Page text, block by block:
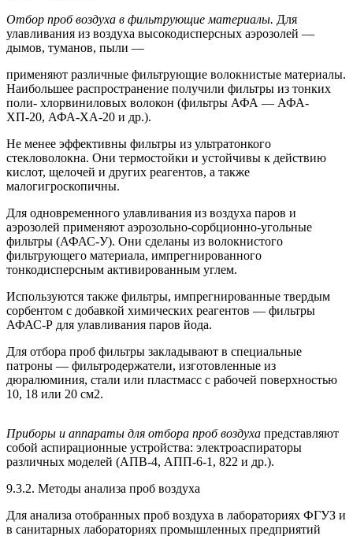
Отбор проб воздуха в фильтрующие материалы. Для
улавливания из воздуха высокодисперсных аэрозолей —
дымов, туманов, пыли —
применяют различные фильтрующие волокнистые материалы.
Наибольшее распространение получили фильтры из тонких
поли- хлорвиниловых волокон (фильтры АФА — АФА-
ХП-20, АФА-ХА-20 и др.).
Не менее эффективны фильтры из ультратонкого
стекловолокна. Они термостойки и устойчивы к действию
кислот, щелочей и других реагентов, а также
малогигроскопичны.
Для одновременного улавливания из воздуха паров и
аэрозолей применяют аэрозольно-сорбционно-угольные
фильтры (АФАС-У). Они сделаны из волокнистого
фильтрующего материала, импрегнированного
тонкодисперсным активированным углем.
Используются также фильтры, импрегнированные твердым
сорбентом с добавкой химических реагентов — фильтры
АФАС-Р для улавливания паров йода.
Для отбора проб фильтры закладывают в специальные
патроны — фильтродержатели, изготовленные из
дюралюминия, стали или пластмасс с рабочей поверхностью
10, 18 или 20 см2.
Приборы и аппараты для отбора проб воздуха представляют
собой аспирационные устройства: электроаспираторы
различных моделей (АПВ-4, АПП-6-1, 822 и др.).
9.3.2. Методы анализа проб воздуха
Для анализа отобранных проб воздуха в лабораториях ФГУЗ и
в санитарных лабораториях промышленных предприятий